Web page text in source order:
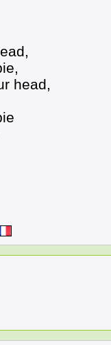
head,